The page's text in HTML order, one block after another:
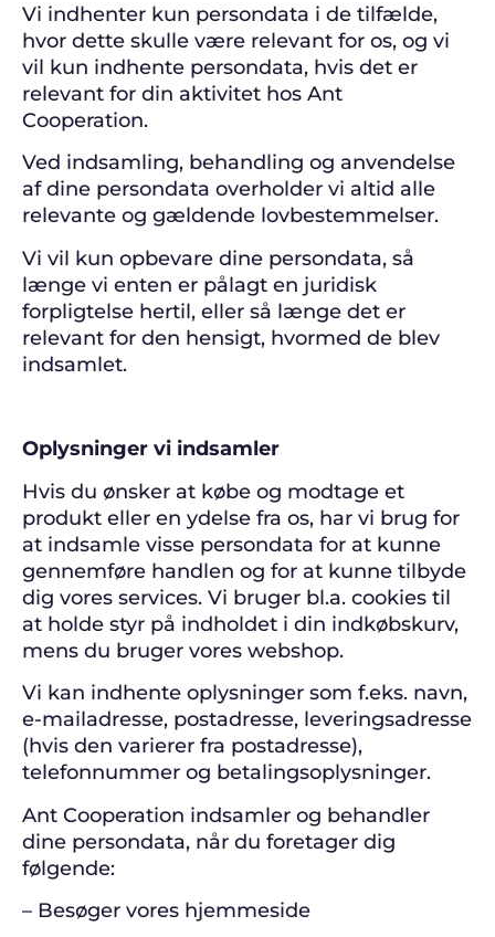
Vi indhenter kun persondata i de tilfælde,
hvor dette skulle være relevant for os, og vi
vil kun indhente persondata, hvis det er
relevant for din aktivitet hos Ant
Cooperation.
Ved indsamling, behandling og anvendelse
af dine persondata overholder vi altid alle
relevante og gældende lovbestemmelser.
Vi vil kun opbevare dine persondata, så
længe vi enten er pålagt en juridisk
forpligtelse hertil, eller så længe det er
relevant for den hensigt, hvormed de blev
indsamlet.
Oplysninger vi indsamler
Hvis du ønsker at købe og modtage et
produkt eller en ydelse fra os, har vi brug for
at indsamle visse persondata for at kunne
gennemføre handlen og for at kunne tilbyde
dig vores services. Vi bruger bl.a. cookies til
at holde styr på indholdet i din indkøbskurv,
mens du bruger vores webshop.
Vi kan indhente oplysninger som f.eks. navn,
e-mailadresse, postadresse, leveringsadresse
(hvis den varierer fra postadresse),
telefonnummer og betalingsoplysninger.
Ant Cooperation indsamler og behandler
dine persondata, når du foretager dig
følgende:
– Besøger vores hjemmeside